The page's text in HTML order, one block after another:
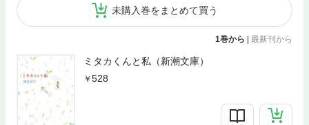
未購入巻をまとめて買う
1巻から | 最新刊から
ミタカくんと私（新潮文庫）
528